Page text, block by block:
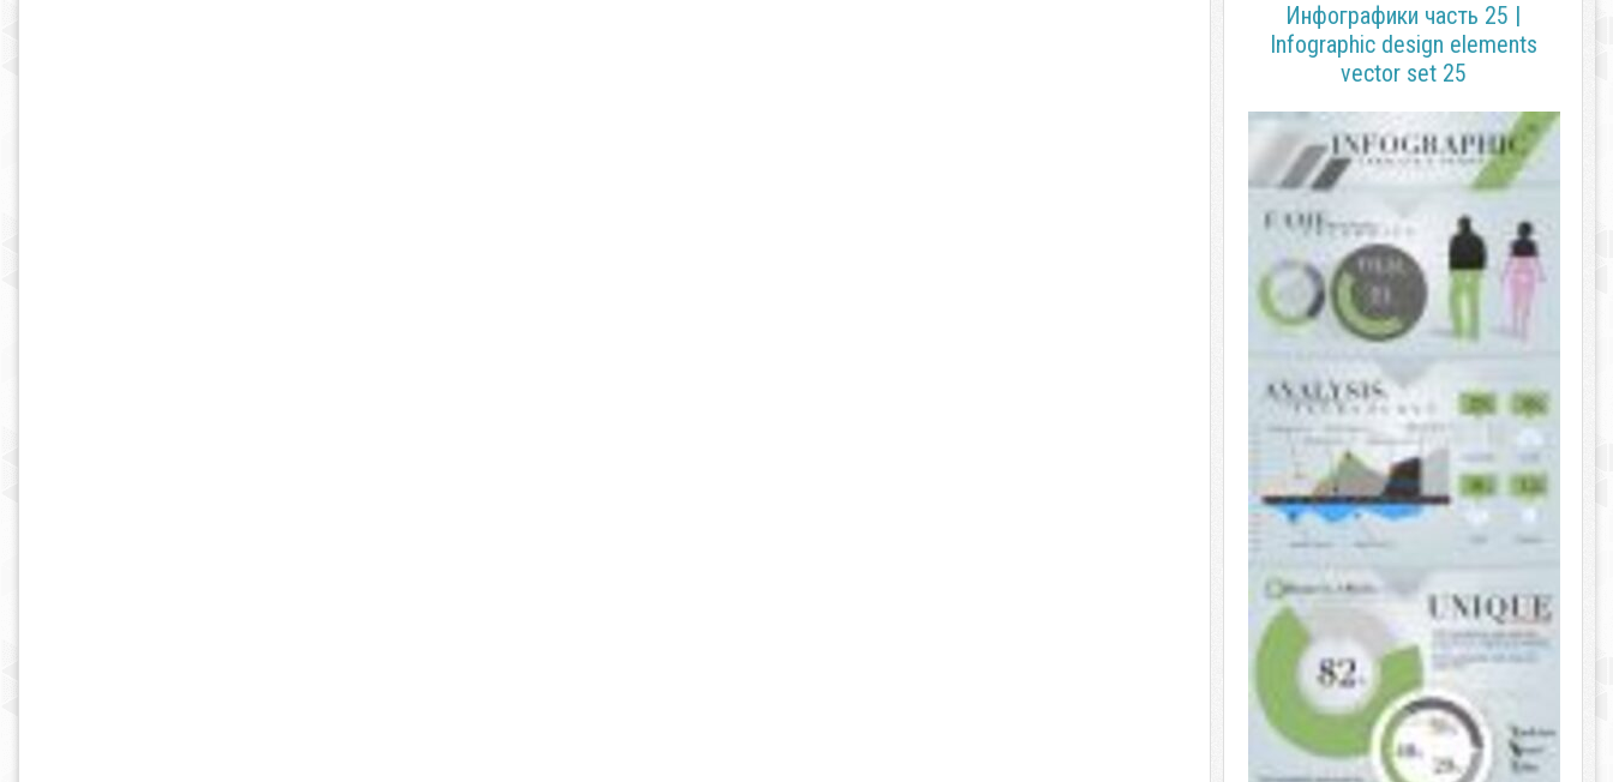
Инфографики часть 25 |
Infographic design elements
vector set 25